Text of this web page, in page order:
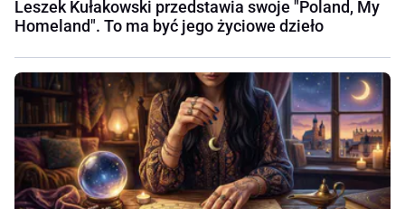
Leszek Kułakowski przedstawia swoje "Poland, My
Homeland". To ma być jego życiowe dzieło